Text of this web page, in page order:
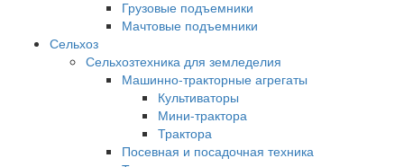
Грузовые подъемники
Мачтовые подъемники
Сельхоз
Сельхозтехника для земледелия
Машинно-тракторные агрегаты
Культиваторы
Мини-трактора
Трактора
Посевная и посадочная техника